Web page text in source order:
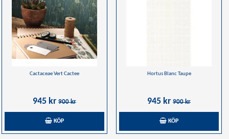
Cactaceae Vert Cactee
945 kr 900 kr
KÖP
Hortus Blanc Taupe
945 kr 900 kr
KÖP